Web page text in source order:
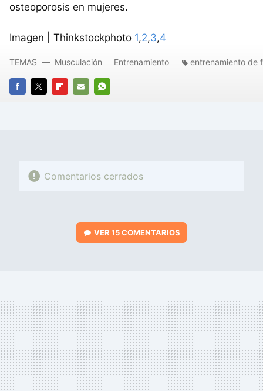
osteoporosis en mujeres.
Imagen | Thinkstockphoto 1,2,3,4
FACEBOOK
TWITTERFLIPBOARD
E-
WHATSAPP
TEMAS Musculación Entrenamiento entrenamiento de
Comentarios cerrados
VER15 COMENTARIOS